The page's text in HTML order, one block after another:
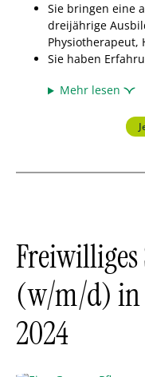
Sie bringen eine
dreijährige
Physiotherapeut,
Sie haben
Mehr lesen
Freiwilliges
(w/m/d) in
2024